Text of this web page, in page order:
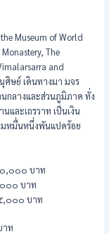
Museum of World
The
and
ศิษย์ เดินทางมา มจร
กลางและส่วนภูมิภาค ทั่ง
และเถรวาท เป็นเงิน
หมื่นหนึ่งพันแปดร้อย
,๐๐๐ บาท
๐๐ บาท
,๐๐๐ บาท
าท